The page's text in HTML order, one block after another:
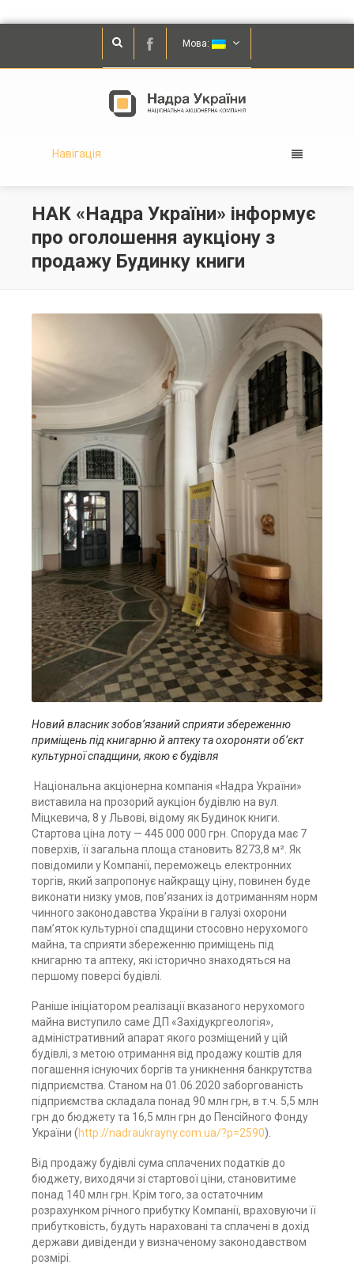
Мова:
Навігація
НАК «Надра України» інформує
про оголошення аукціону з
продажу Будинку книги
Новий власник зобов’язаний сприяти збереженню
приміщень під книгарню й аптеку та охороняти об’єкт
культурної спадщини, якою є будівля
Національна акціонерна компанія «Надра України»
виставила на прозорий аукціон будівлю на вул.
Міцкевича, 8 у Львові, відому як Будинок книги.
Стартова ціна лоту — 445 000 000 грн. Споруда має 7
поверхів, її загальна площа становить 8273,8 м². Як
повідомили у Компанії, переможець електронних
торгів, який запропонує найкращу ціну, повинен буде
виконати низку умов, пов’язаних із дотриманням норм
чинного законодавства України в галузі охорони
пам’яток культурної спадщини стосовно нерухомого
майна, та сприяти збереженню приміщень під
книгарню та аптеку, які історично знаходяться на
першому поверсі будівлі.
Раніше ініціатором реалізації вказаного нерухомого
майна виступило саме ДП «Західукргеологія»,
адміністративний апарат якого розміщений у цій
будівлі, з метою отримання від продажу коштів для
погашення існуючих боргів та уникнення банкрутства
підприємства. Станом на 01.06.2020 заборгованість
підприємства складала понад 90 млн грн, в т.ч. 5,5 млн
грн до бюджету та 16,5 млн грн до Пенсійного Фонду
України (http://nadraukrayny.com.ua/?p=2590).
Від продажу будівлі сума сплачених податків до
бюджету, виходячи зі стартової ціни, становитиме
понад 140 млн грн. Крім того, за остаточним
розрахунком річного прибутку Компанії, враховуючи її
прибутковість, будуть нараховані та сплачені в дохід
держави дивіденди у визначеному законодавством
розмірі.